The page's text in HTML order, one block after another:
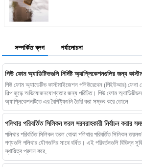
সম্পর্কিত ব্লগ পর্যালোচনা
পিউ ফোম অ্যাডিটিভগুলি নির্দিষ্ট অ্যাপ্লিকেশনগুলির জন্য
পিউ ফোম অ্যাডেটিভ কাস্টমাইজেশন পলিউরেথেন (পিইউআর) ফেনা
শিল্প জুড়ে অভিযোজনযোগ্যতার জন্য পরিচিত। পিউ ফোম অ্যাডিটিভস
অ্যাপ্লিকেশনটিতে এর বৈশিষ্ট্যগুলি তৈরি করা সম্ভব করে তোলে
পলিথার পরিবর্তিত সিলিকন তরল সরবরাহকারী নির্বাচন করার
পলিথার পরিবর্তিত সিলিকন তরল বোঝা পলিথার পরিবর্তিত সিলিকন
পণ্যগুলি পলিথার যৌগগুলির সাথে বর্ধিত। এই পরিবর্তনগুলি বিভিন্ন
স্থায়িত্ব প্রদান করে,